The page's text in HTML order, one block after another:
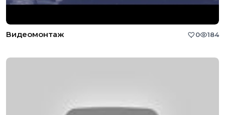
Видеомонтаж 0 184